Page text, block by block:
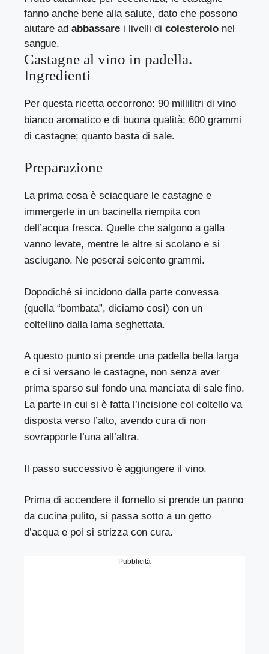
fanno anche bene alla salute, dato che possono
aiutare ad abbassare i livelli di colesterolo nel
sangue.
Castagne al vino in padella.
Ingredienti
Per questa ricetta occorrono: 90 millilitri di vino
bianco aromatico e di buona qualità; 600 grammi
di castagne; quanto basta di sale.
Preparazione
La prima cosa è sciacquare le castagne e
immergerle in un bacinella riempita con
dell’acqua fresca. Quelle che salgono a galla
vanno levate, mentre le altre si scolano e si
asciugano. Ne peserai seicento grammi.
Dopodiché si incidono dalla parte convessa
(quella “bombata”, diciamo così) con un
coltellino dalla lama seghettata.
A questo punto si prende una padella bella larga
e ci si versano le castagne, non senza aver
prima sparso sul fondo una manciata di sale fino.
La parte in cui si è fatta l’incisione col coltello va
disposta verso l’alto, avendo cura di non
sovrapporle l’una all’altra.
Il passo successivo è aggiungere il vino.
Prima di accendere il fornello si prende un panno
da cucina pulito, si passa sotto a un getto
d’acqua e poi si strizza con cura.
Pubblicità